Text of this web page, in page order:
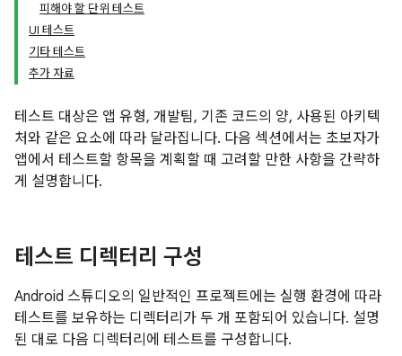
피해야 할 단위 테스트
UI 테스트
기타 테스트
추가 자료
테스트 대상은 앱 유형, 개발팀, 기존 코드의 양, 사용된 아키텍
처와 같은 요소에 따라 달라집니다. 다음 섹션에서는 초보자가
앱에서 테스트할 항목을 계획할 때 고려할 만한 사항을 간략하
게 설명합니다.
테스트 디렉터리 구성
Android 스튜디오의 일반적인 프로젝트에는 실행 환경에 따라
테스트를 보유하는 디렉터리가 두 개 포함되어 있습니다. 설명
된 대로 다음 디렉터리에 테스트를 구성합니다.